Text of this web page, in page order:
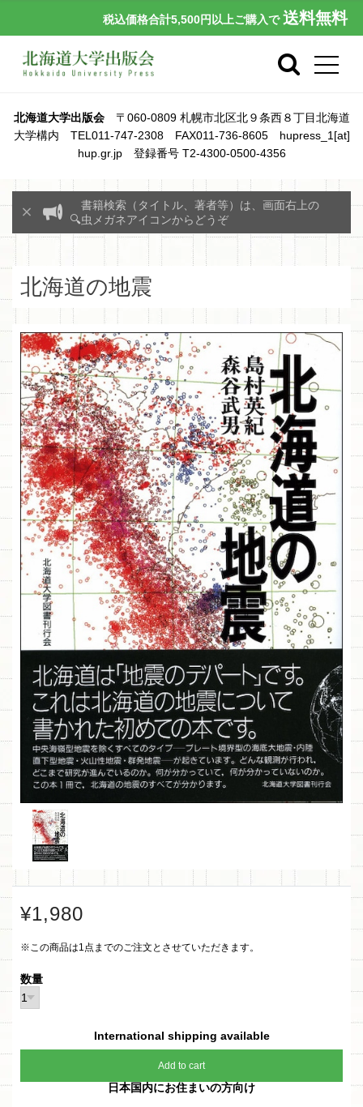
税込価格合計5,500円以上ご購入で 送料無料
北海道大学出版会〒060-0809 札幌市北区北９条西８丁目北海道
大学構内 TEL011-747-2308 FAX011-736-8605 hupress_1[at]
hup.gr.jp 登録番号 T2-4300-0500-4356
書籍検索（タイトル、著者等）は、画面右上の
🔍虫メガネアイコンからどうぞ
北海道の地震
¥1,980
※この商品は1点までのご注文とさせていただきます。
数量
International shipping available
Add to cart
日本国内にお住まいの方向け